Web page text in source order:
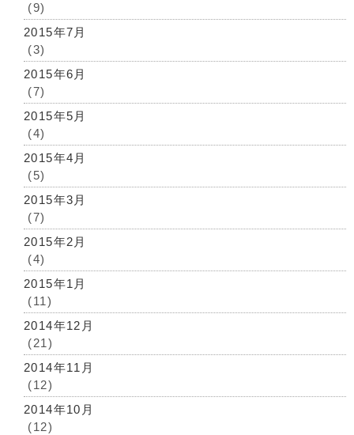
(9)
2015年7月
(3)
2015年6月
(7)
2015年5月
(4)
2015年4月
(5)
2015年3月
(7)
2015年2月
(4)
2015年1月
(11)
2014年12月
(21)
2014年11月
(12)
2014年10月
(12)